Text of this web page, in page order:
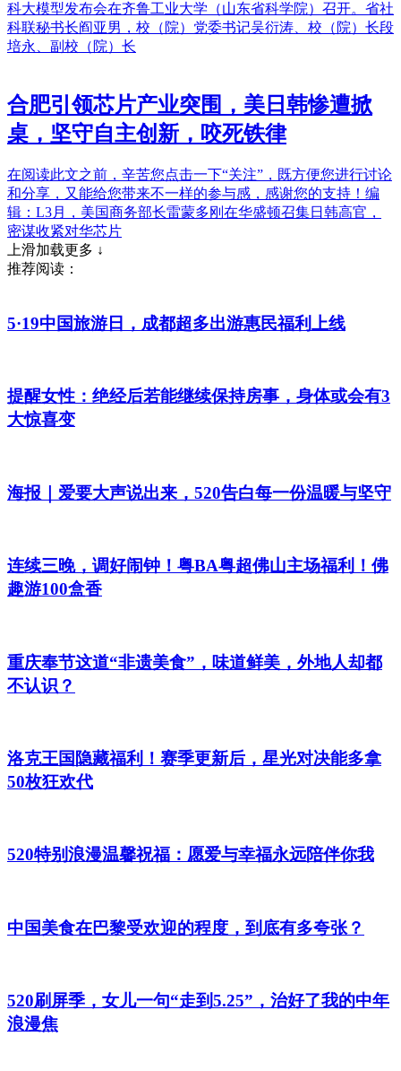
科大模型发布会在齐鲁工业大学（山东省科学院）召开。省社
科联秘书长阎亚男，校（院）党委书记吴衍涛、校（院）长段
培永、副校（院）长
合肥引领芯片产业突围，美日韩惨遭掀
桌，坚守自主创新，咬死铁律
在阅读此文之前，辛苦您点击一下“关注”，既方便您进行讨论
和分享，又能给您带来不一样的参与感，感谢您的支持！编
辑：L3月，美国商务部长雷蒙多刚在华盛顿召集日韩高官，
密谋收紧对华芯片
上滑加载更多 ↓
推荐阅读：
5·19中国旅游日，成都超多出游惠民福利上线
提醒女性：绝经后若能继续保持房事，身体或会有3
大惊喜变
海报｜爱要大声说出来，520告白每一份温暖与坚守
连续三晚，调好闹钟！粤BA粤超佛山主场福利！佛
趣游100盒香
重庆奉节这道“非遗美食”，味道鲜美，外地人却都
不认识？
洛克王国隐藏福利！赛季更新后，星光对决能多拿
50枚狂欢代
520特别浪漫温馨祝福：愿爱与幸福永远陪伴你我
中国美食在巴黎受欢迎的程度，到底有多夸张？
520刷屏季，女儿一句“走到5.25”，治好了我的中年
浪漫焦